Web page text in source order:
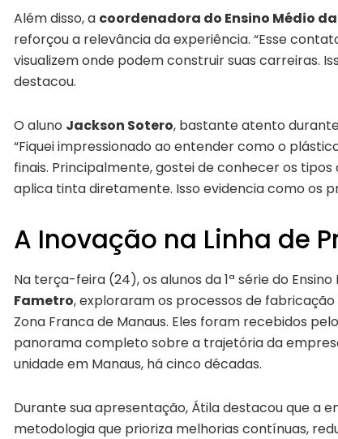
Além disso, a coordenadora do Ensino Médio
reforçou a relevância da experiência. “Esse
visualizem onde podem construir suas carreiras.
destacou.
O aluno Jackson Sotero, bastante atento
“Fiquei impressionado ao entender como o
finais. Principalmente, gostei de conhecer os
aplica tinta diretamente. Isso evidencia como os
A Inovação na Linha de
Na terça-feira (24), os alunos da 1ª série do
Fametro, exploraram os processos de
Zona Franca de Manaus. Eles foram recebidos pelo
panorama completo sobre a trajetória da
unidade em Manaus, há cinco décadas.
Durante sua apresentação, Átila destacou que a
metodologia que prioriza melhorias contínuas,